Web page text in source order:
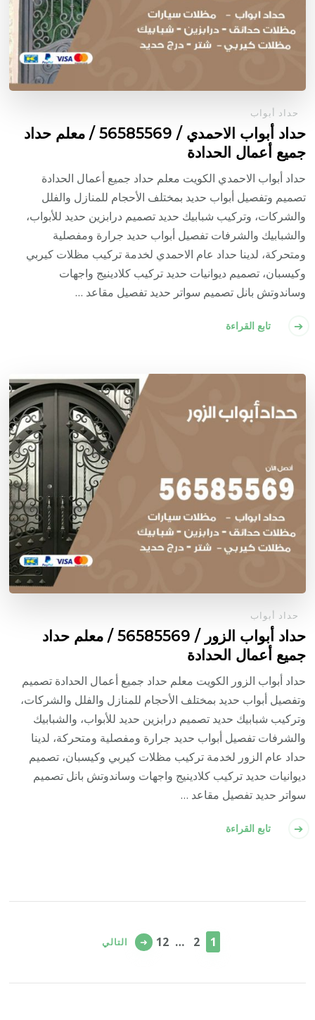
حداد أبواب
حداد أبواب الاحمدي / 56585569 / معلم حداد
جميع أعمال الحدادة
حداد أبواب الاحمدي الكويت معلم حداد جميع أعمال الحدادة
تصميم وتفصيل أبواب حديد بمختلف الأحجام للمنازل والفلل
والشركات، وتركيب شبابيك حديد تصميم درابزين حديد للأبواب،
والشبابيك والشرفات تفصيل أبواب حديد جرارة ومفصلية
ومتحركة، لدينا حداد عام الاحمدي لخدمة تركيب مظلات كيربي
وكيسبان، تصميم ديوانيات حديد تركيب كلادينيج واجهات
وساندوتش بانل تصميم سواتر حديد تفصيل مقاعد …
تابع القراءة
حداد أبواب
حداد أبواب الزور / 56585569 / معلم حداد
جميع أعمال الحدادة
حداد أبواب الزور الكويت معلم حداد جميع أعمال الحدادة تصميم
وتفصيل أبواب حديد بمختلف الأحجام للمنازل والفلل والشركات،
وتركيب شبابيك حديد تصميم درابزين حديد للأبواب، والشبابيك
والشرفات تفصيل أبواب حديد جرارة ومفصلية ومتحركة، لدينا
حداد عام الزور لخدمة تركيب مظلات كيربي وكيسبان، تصميم
ديوانيات حديد تركيب كلادينيج واجهات وساندوتش بانل تصميم
سواتر حديد تفصيل مقاعد …
تابع القراءة
صفحة
1 صفحة
2
… صفحة
12 التالي